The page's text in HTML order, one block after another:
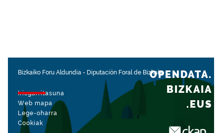
Bizkaiko Foru Aldundia - Diputación Foral de Bizkaia
Irisgarritasuna
Web mapa
Lege-oharra
Cookiak
OPENDATA.
BIZKAIA
.EUS